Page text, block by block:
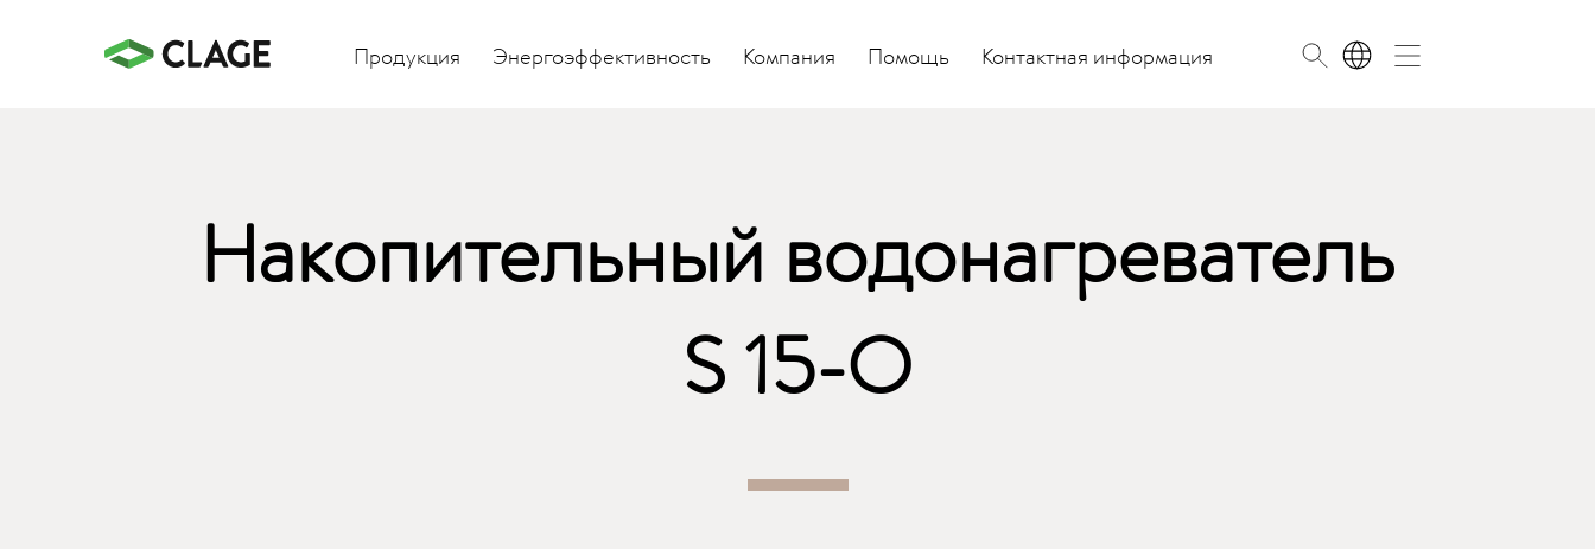
Продукция Энергоэффективность Компания Помощь Контактная информация RU
Накопительный водонагреватель
S 15-O